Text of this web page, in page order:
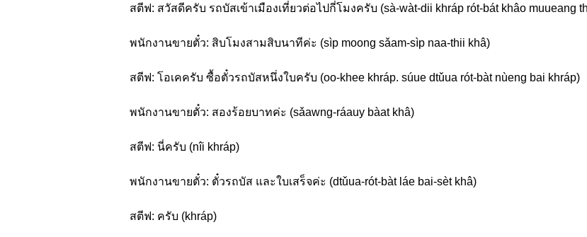
สตีฟ: สวัสดีครับ รถบัสเข้าเมืองเที่ยวต่อไปกี่โมงครับ (sà-wàt-dii khráp rót-bát khâo muueang
พนักงานขายตั๋ว: สิบโมงสามสิบนาทีค่ะ (sìp moong sǎam-sìp naa-thii khâ)
สตีฟ: โอเคครับ ซื้อตั๋วรถบัสหนึ่งใบครับ (oo-khee khráp. súue dtǔua rót-bàt nùeng bai khráp)
พนักงานขายตั๋ว: สองร้อยบาทค่ะ (sǎawng-ráauy bàat khâ)
สตีฟ: นี่ครับ (nîi khráp)
พนักงานขายตั๋ว: ตั๋วรถบัส และใบเสร็จค่ะ (dtǔua-rót-bàt láe bai-sèt khâ)
สตีฟ: ครับ (khráp)